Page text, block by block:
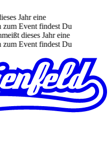
Jahr eine
Event findest Du
dieses Jahr eine
Event findest Du